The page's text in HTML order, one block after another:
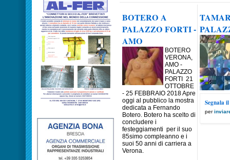
BOTERO A
PALAZZO FORTI -
AMO
BOTERO
VERONA,
AMO -
PALAZZO
FORTI 21
OTTOBRE
- 25 FEBBRAIO 2018 Apre
oggi al pubblico la mostra
dedicata a Fernando
Botero. Botero ha scelto di
concludere i
festeggiamenti per il suo
85simo compleanno e i
suoi 50 anni di carriera a
Verona.
Segnala
per